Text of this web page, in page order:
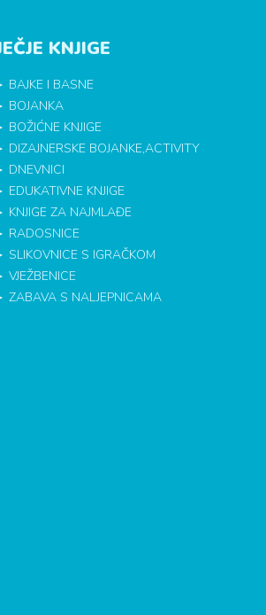
KNJIGE
BAJKE I BASNE
BOJANKA
BOŽIĆNE KNJIGE
DIZAJNERSKE BOJANKE,ACTIVITY
DNEVNICI
EDUKATIVNE KNJIGE
KNJIGE ZA NAJMLAĐE
RADOSNICE
SLIKOVNICE S IGRAČKOM
VJEŽBENICE
ZABAVA S NALJEPNICAMA